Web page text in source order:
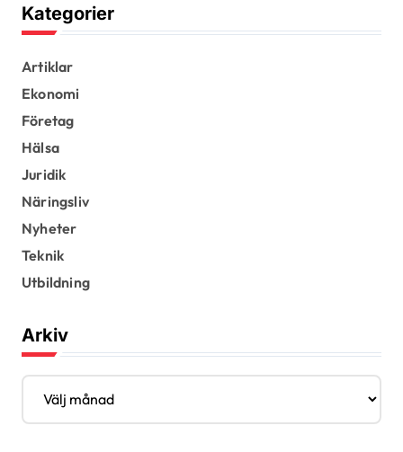
Kategorier
Artiklar
Ekonomi
Företag
Hälsa
Juridik
Näringsliv
Nyheter
Teknik
Utbildning
Arkiv
A
k